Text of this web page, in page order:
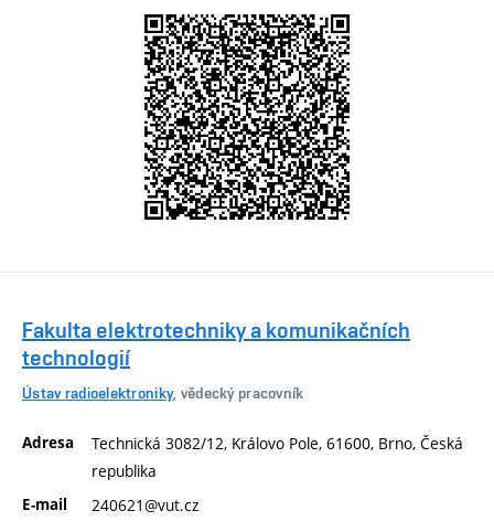
Fakulta elektrotechniky a komunikačních
technologií
Ústav radioelektroniky, vědecký pracovník
Adresa
Technická 3082/12, Královo Pole, 61600, Brno, Česká
republika
E-mail 240621@vut.cz